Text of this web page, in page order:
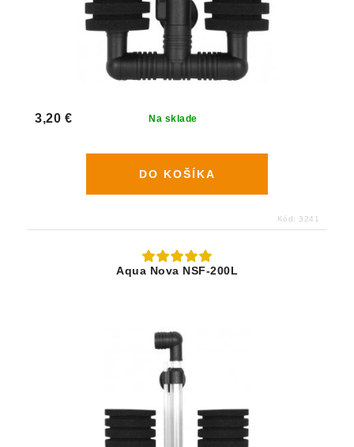
Na sklade
3,20 €
DO KOŠÍKA
Kód: 3241
Aqua Nova NSF-200L